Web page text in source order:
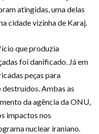
atingidas, uma delas
cidade vizinha de Karaj.
que produzia
foi danificado. Já em
peças para
Ambas as
da agência da ONU,
impactos nos
nuclear iraniano.